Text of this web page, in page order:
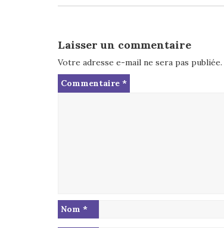
navigation
Laisser un commentaire
Votre adresse e-mail ne sera pas publiée.
Commentaire *
Nom *